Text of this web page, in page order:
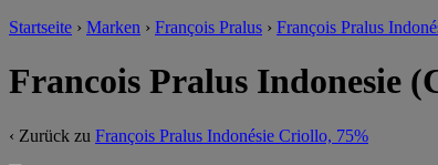
Startseite › Marken › François Pralus › François Pralus
Francois Pralus Indonesie
‹ Zurück zu François Pralus Indonésie Criollo, 75%